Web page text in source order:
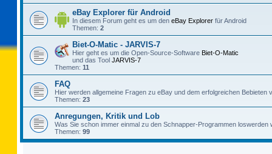
eBay Explorer für Android
In diesem Forum geht es um den eBay Explorer für Android
Themen: 2
Biet-O-Matic - JARVIS-7
Hier geht es um die Open-Source-Software Biet-O-Matic
und das Tool JARVIS-7
Themen: 11
FAQ
Hier werden allgemeine Fragen zu eBay und dem erfolgreichen Bebieten
Themen: 23
Anregungen, Kritik und Lob
Was Sie schon immer einmal zu den Schnapper-Programmen loswerden
Themen: 99